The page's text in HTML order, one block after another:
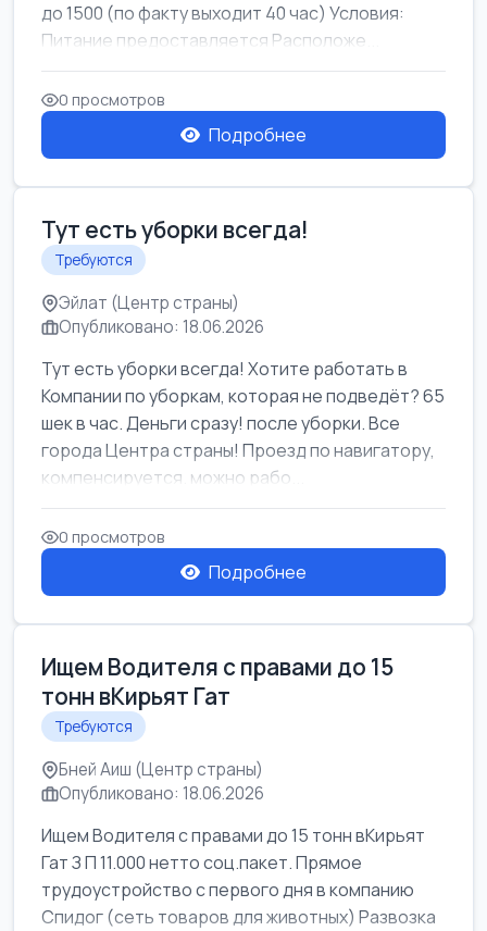
до 1500 (по факту выходит 40 час) Условия:
Питание предоставляется Расположе...
0 просмотров
Подробнее
Тут есть уборки всегда!
Требуются
Эйлат (Центр страны)
Опубликовано: 18.06.2026
Тут есть уборки всегда! Хотите работать в
Компании по уборкам, которая не подведёт? 65
шек в час. Деньги сразу! после уборки. Все
города Центра страны! Проезд по навигатору,
компенсируется. можно рабо...
0 просмотров
Подробнее
Ищем Водителя с правами до 15
тонн вКирьят Гат
Требуются
Бней Аиш (Центр страны)
Опубликовано: 18.06.2026
Ищем Водителя с правами до 15 тонн вКирьят
Гат З П 11.000 нетто соц.пакет. Прямое
трудоустройство с первого дня в компанию
Спидог (сеть товаров для животных) Развозка